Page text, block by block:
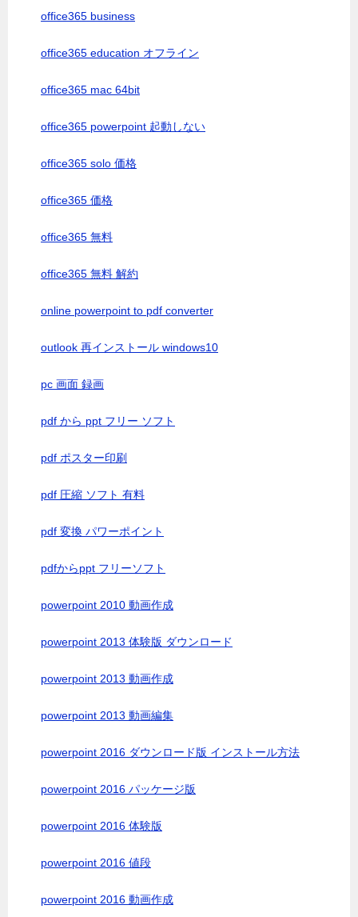
office365 business
office365 education オフライン
office365 mac 64bit
office365 powerpoint 起動しない
office365 solo 価格
office365 価格
office365 無料
office365 無料 解約
online powerpoint to pdf converter
outlook 再インストール windows10
pc 画面 録画
pdf から ppt フリー ソフト
pdf ポスター印刷
pdf 圧縮 ソフト 有料
pdf 変換 パワーポイント
pdfからppt フリーソフト
powerpoint 2010 動画作成
powerpoint 2013 体験版 ダウンロード
powerpoint 2013 動画作成
powerpoint 2013 動画編集
powerpoint 2016 ダウンロード版 インストール方法
powerpoint 2016 パッケージ版
powerpoint 2016 体験版
powerpoint 2016 値段
powerpoint 2016 動画作成